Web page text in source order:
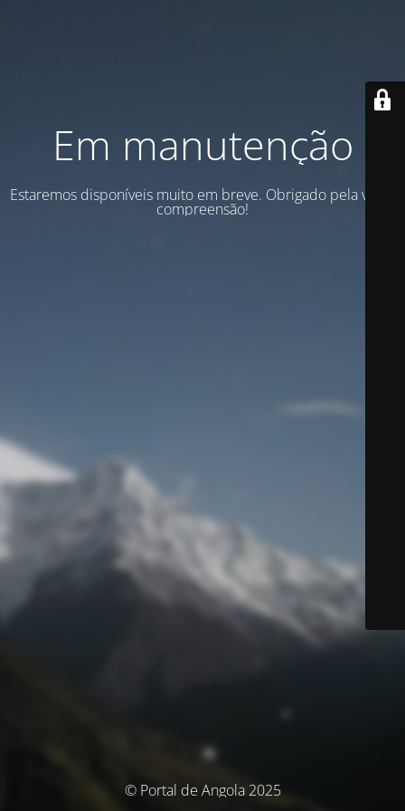
Em manutenção
Estaremos disponíveis muito em breve. Obrigado pela vossa
compreensão!
© Portal de Angola 2025